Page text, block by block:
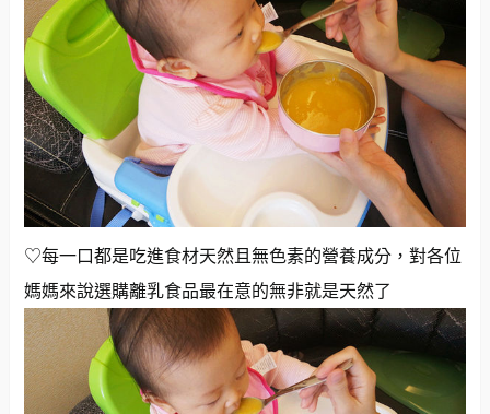
♡每一口都是吃進食材天然且無色素的營養成分，對各位
媽媽來說選購離乳食品最在意的無非就是天然了